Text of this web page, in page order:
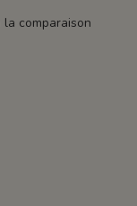
comparaison